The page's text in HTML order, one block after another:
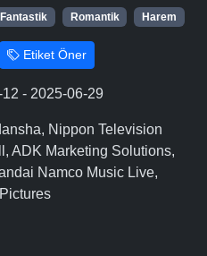
Fantastik Romantik Harem
Etiket Öner
- 2025-06-29
Nippon Television
ADK Marketing Solutions,
Namco Music Live,